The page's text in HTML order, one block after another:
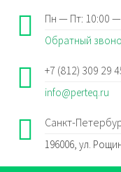
Пн — Пт: 10:00
Обратный
+7 (812) 309 29
info@perteq.ru
Санкт-
196006, ул.